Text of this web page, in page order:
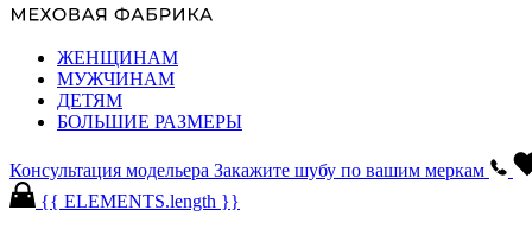
ЖЕНЩИНАМ
МУЖЧИНАМ
ДЕТЯМ
БОЛЬШИЕ РАЗМЕРЫ
Консультация модельера Закажите шубу по вашим меркам
{{ ELEMENTS.length }}